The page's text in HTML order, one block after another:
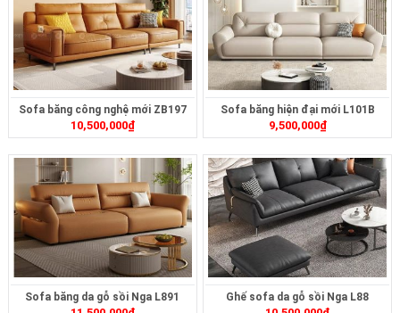
Sofa băng công nghệ mới ZB197
10,500,000₫
Sofa băng hiện đại mới L101B
9,500,000₫
Sofa băng da gỗ sồi Nga L891 Ghế sofa da gỗ sồi Nga L88